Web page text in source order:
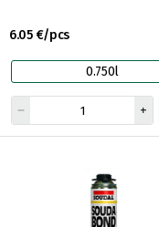
6.05 €/pcs
0.750l